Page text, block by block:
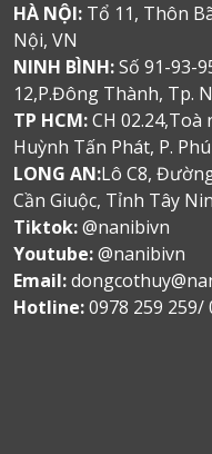
HÀ NỘI: Tổ 11, Thôn
Nội, VN
NINH BÌNH:Số 91-93-
12,P.Đông Thành, Tp.
TP HCM:CH 02.24,Toà
Huỳnh Tấn Phát, P.
LONG AN:Lô C8,
Cần Giuộc, Tỉnh Tây
Tiktok:@nanibivn
Youtube:@nanibivn
Email:
Hotline:0978 259 259/